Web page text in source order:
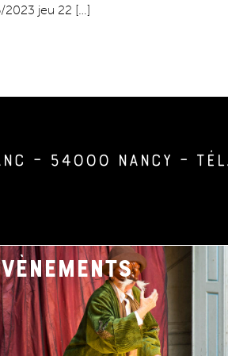
2023 jeu 22 […]
– 54000 Nancy –